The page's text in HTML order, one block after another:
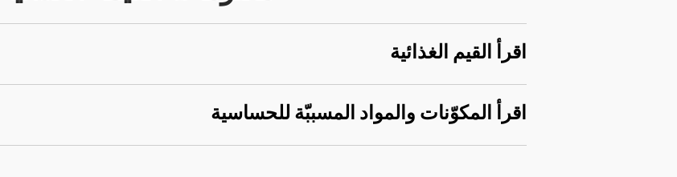
اقرأ القيم الغذائية
اقرأ المكوّنات والمواد المسببّة للحساسية